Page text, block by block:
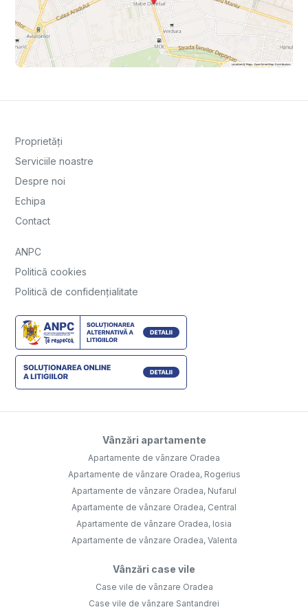
Proprietăți
Serviciile noastre
Despre noi
Echipa
Contact
ANPC
Politică cookies
Politică de confidențialitate
Vânzări apartamente
Apartamente de vânzare Oradea
Apartamente de vânzare Oradea, Rogerius
Apartamente de vânzare Oradea, Nufarul
Apartamente de vânzare Oradea, Central
Apartamente de vânzare Oradea, Iosia
Apartamente de vânzare Oradea, Valenta
Vânzări case vile
Case vile de vânzare Oradea
Case vile de vânzare Santandrei